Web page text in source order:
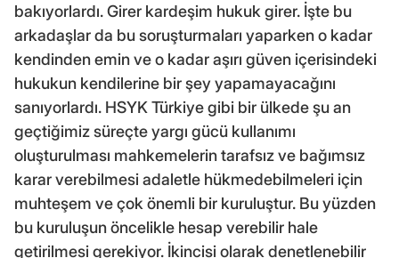
bakıyorlardı. Girer kardeşim hukuk girer. İşte bu
arkadaşlar da bu soruşturmaları yaparken o kadar
kendinden emin ve o kadar aşırı güven içerisindeki
hukukun kendilerine bir şey yapamayacağını
sanıyorlardı. HSYK Türkiye gibi bir ülkede şu an
geçtiğimiz süreçte yargı gücü kullanımı
oluşturulması mahkemelerin tarafsız ve bağımsız
karar verebilmesi adaletle hükmedebilmeleri için
muhteşem ve çok önemli bir kuruluştur. Bu yüzden
bu kuruluşun öncelikle hesap verebilir hale
getirilmesi gerekiyor. İkincisi olarak denetlenebilir